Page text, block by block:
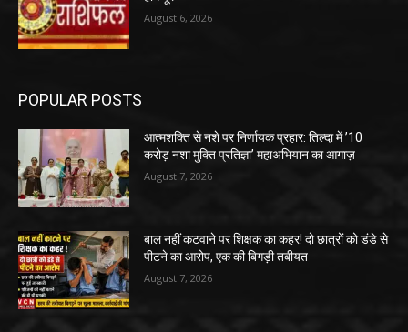
August 6, 2026
POPULAR POSTS
आत्मशक्ति से नशे पर निर्णायक प्रहार: तिल्दा में ’10
करोड़ नशा मुक्ति प्रतिज्ञा’ महाअभियान का आगाज़
August 7, 2026
बाल नहीं कटवाने पर शिक्षक का कहर! दो छात्रों को डंडे से
पीटने का आरोप, एक की बिगड़ी तबीयत
August 7, 2026